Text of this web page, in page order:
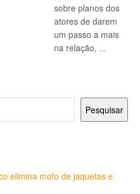
sobre planos dos
atores de darem
um passo a mais
na relação, ...
Pesquisar
elimina mofo de jaquetas e